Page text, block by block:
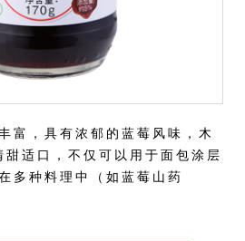
富，具有浓郁的蓝莓风味，木
适口，不仅可以用于面包涂层
多种料理中（如蓝莓山药